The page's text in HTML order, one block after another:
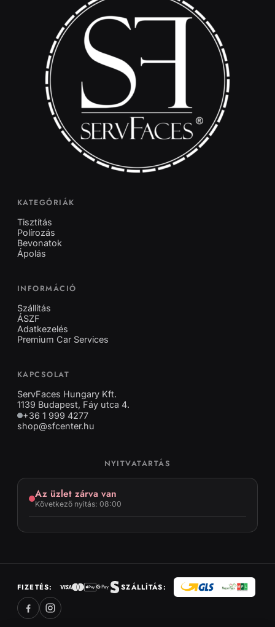
KATEGÓRIÁK
Tisztítás
Polírozás
Bevonatok
Ápolás
INFORMÁCIÓ
Szállítás
ÁSZF
Adatkezelés
Premium Car Services
KAPCSOLAT
ServFaces Hungary Kft.
1139 Budapest, Fáy utca 4.
+36 1 999 4277
shop@sfcenter.hu
NYITVATARTÁS
Az üzlet zárva van
Következő nyitás: 08:00
FIZETÉS: SZÁLLÍTÁS: